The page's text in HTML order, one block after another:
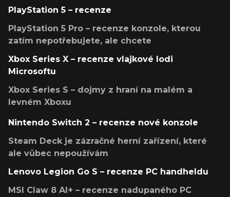
PlayStation 5 – recenze
PlayStation 5 Pro – recenze konzole, kterou
zatím nepotřebujete, ale chcete
Xbox Series X – recenze vlajkové lodi
Microsoftu
Xbox Series S – dojmy z hraní na malém a
levném Xboxu
Nintendo Switch 2 – recenze nové konzole
Steam Deck je zázračné herní zařízení, které
ale vůbec nepoužívám
Lenovo Legion Go S – recenze PC handheldu
MSI Claw 8 AI+ – recenze nadupaného PC